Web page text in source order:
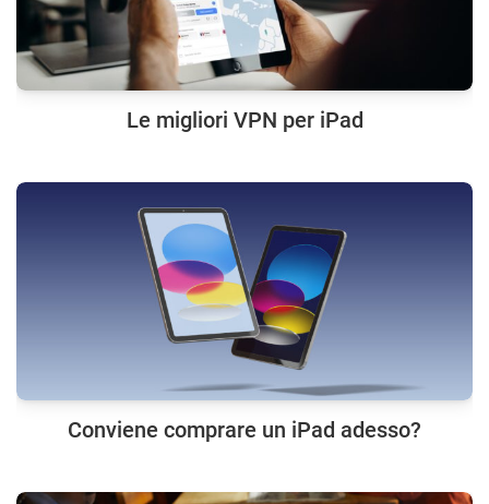
Le migliori VPN per iPad
Conviene comprare un iPad adesso?